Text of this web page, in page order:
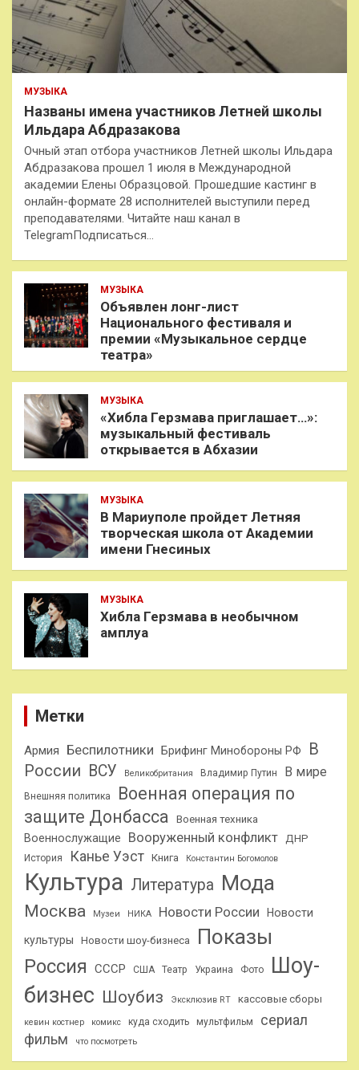
МУЗЫКА
Названы имена участников Летней школы
Ильдара Абдразакова
Очный этап отбора участников Летней школы Ильдара
Абдразакова прошел 1 июля в Международной
академии Елены Образцовой. Прошедшие кастинг в
онлайн-формате 28 исполнителей выступили перед
преподавателями. Читайте наш канал в
TelegramПодписаться…
МУЗЫКА
Объявлен лонг-лист
Национального фестиваля и
премии «Музыкальное сердце
театра»
МУЗЫКА
«Хибла Герзмава приглашает…»:
музыкальный фестиваль
открывается в Абхазии
МУЗЫКА
В Мариуполе пройдет Летняя
творческая школа от Академии
имени Гнесиных
МУЗЫКА
Хибла Герзмава в необычном
амплуа
Метки
Армия Беспилотники Брифинг Минобороны РФ
В
России ВСУ Великобритания Владимир Путин В мире
Внешняя политика
Военная операция по
защите Донбасса
Военная техника
Военнослужащие Вооруженный конфликт ДНР
История Канье Уэст Книга Константин Богомолов
Культура Литература Мода
Москва Музеи НИКА Новости России Новости
культуры Новости шоу-бизнеса Показы
Россия СССР США Театр Украина Фото
Шоу-
бизнес Шоубиз Эксклюзив RT кассовые сборы
кевин костнер комикс куда сходить мультфильм
сериал
фильм
что посмотреть